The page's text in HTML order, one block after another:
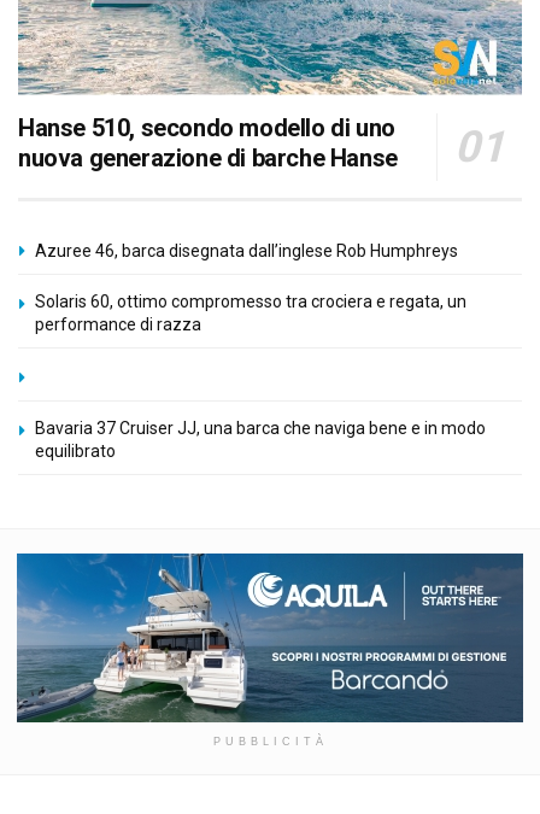
Hanse 510, secondo modello di uno
nuova generazione di barche Hanse
Azuree 46, barca disegnata dall’inglese Rob Humphreys
Solaris 60, ottimo compromesso tra crociera e regata, un
performance di razza
Bavaria 37 Cruiser JJ, una barca che naviga bene e in modo
equilibrato
PUBBLICITÀ